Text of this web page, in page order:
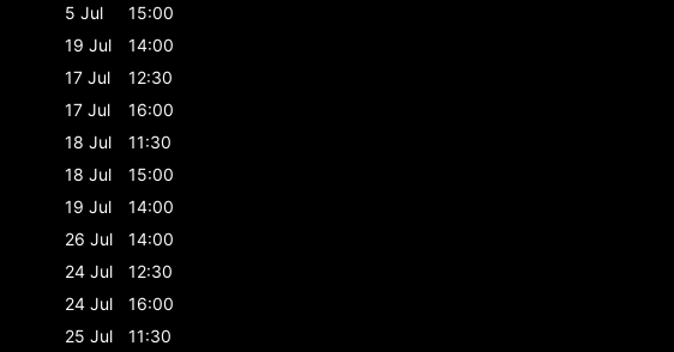
5 Jul
15:00
19 Jul
14:00
17 Jul
12:30
17 Jul
16:00
18 Jul
11:30
18 Jul
15:00
19 Jul
14:00
26 Jul
14:00
24 Jul
12:30
24 Jul
16:00
25 Jul
11:30